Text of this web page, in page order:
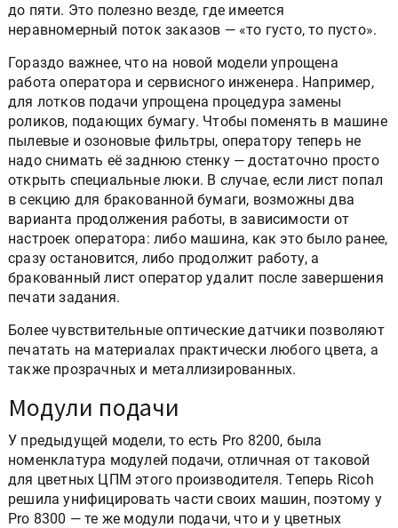
до пяти. Это полезно везде, где имеется
неравномерный поток заказов — «то густо, то пусто».
Гораздо важнее, что на новой модели упрощена
работа оператора и сервисного инженера. Например,
для лотков подачи упрощена процедура замены
роликов, подающих бумагу. Чтобы поменять в машине
пылевые и озоновые фильтры, оператору теперь не
надо снимать её заднюю стенку — достаточно просто
открыть специальные люки. В случае, если лист попал
в секцию для бракованной бумаги, возможны два
варианта продолжения работы, в зависимости от
настроек оператора: либо машина, как это было ранее,
сразу остановится, либо продолжит работу, а
бракованный лист оператор удалит после завершения
печати задания.
Более чувствительные оптические датчики позволяют
печатать на материалах практически любого цвета, а
также прозрачных и металлизированных.
Модули подачи
У предыдущей модели, то есть Pro 8200, была
номенклатура модулей подачи, отличная от таковой
для цветных ЦПМ этого производителя. Теперь Ricoh
решила унифицировать части своих машин, поэтому у
Pro 8300 — те же модули подачи, что и у цветных